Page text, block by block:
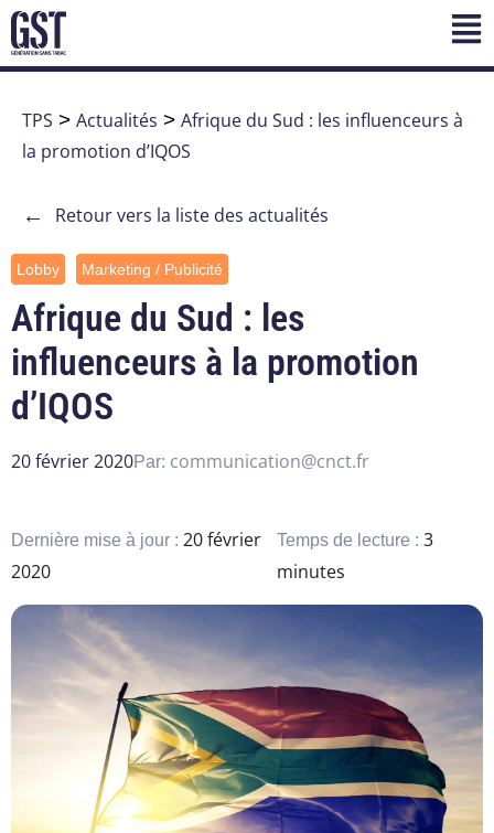
TPS > Actualités > Afrique du Sud : les influenceurs à
la promotion d’IQOS
← Retour vers la liste des actualités
Lobby Marketing / Publicité
Afrique du Sud : les
influenceurs à la promotion
d’IQOS
20 février 2020Par: communication@cnct.fr
Dernière mise à jour : 20 février
2020
Temps de lecture : 3
minutes